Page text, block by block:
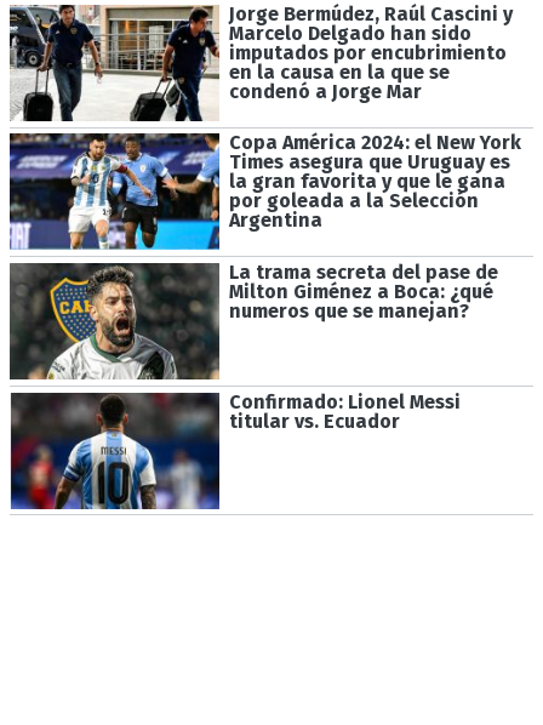
Jorge Bermúdez, Raúl Cascini y
Marcelo Delgado han sido
imputados por encubrimiento
en la causa en la que se
condenó a Jorge Mar
Copa América 2024: el New York
Times asegura que Uruguay es
la gran favorita y que le gana
por goleada a la Selección
Argentina
La trama secreta del pase de
Milton Giménez a Boca: ¿qué
numeros que se manejan?
Confirmado: Lionel Messi
titular vs. Ecuador